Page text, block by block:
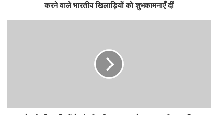
करने वाले भारतीय खिलाड़ियों को शुभकामनाएँ दीं